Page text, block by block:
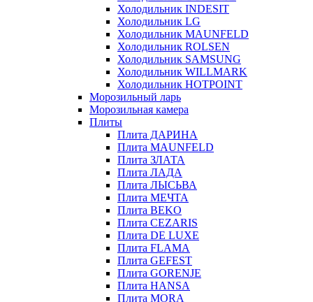
Холодильник INDESIT
Холодильник LG
Холодильник MAUNFELD
Холодильник ROLSEN
Холодильник SAMSUNG
Холодильник WILLMARK
Холодильник HOTPOINT
Морозильный ларь
Морозильная камера
Плиты
Плита ДАРИНА
Плита MAUNFELD
Плита ЗЛАТА
Плита ЛАДА
Плита ЛЫСЬВА
Плита МЕЧТА
Плита BEKO
Плита CEZARIS
Плита DE LUXE
Плита FLAMA
Плита GEFEST
Плита GORENJE
Плита HANSA
Плита MORA